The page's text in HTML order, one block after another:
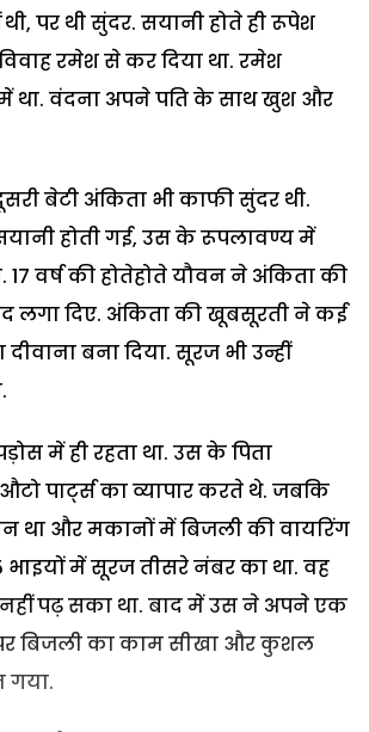
थी, पर थी सुंदर. सयानी होते ही रूपेश
रमेश से कर दिया था. रमेश
था. वंदना अपने पति के साथ खुश और
बेटी अंकिता भी काफी सुंदर थी.
होती गई, उस के रूपलावण्य में
वर्ष की होतेहोते यौवन ने अंकिता की
लगा दिए. अंकिता की खूबसूरती ने कई
बना दिया. सूरज भी उन्हीं
में ही रहता था. उस के पिता
पार्ट्स का व्यापार करते थे. जबकि
था और मकानों में बिजली की वायरिंग
में सूरज तीसरे नंबर का था. वह
पढ़ सका था. बाद में उस ने अपने एक
बिजली का काम सीखा और कुशल
गया.